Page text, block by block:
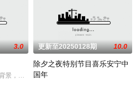
3.0
景，联动湖南卫视芒果TV双平台热播剧综，
更新至20250128期 10.0
除夕之夜特别节目喜乐安宁中
国年